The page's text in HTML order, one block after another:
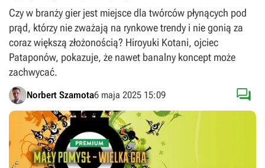
Czy w branży gier jest miejsce dla twórców płynących pod
prąd, którzy nie zważają na rynkowe trendy i nie gonią za
coraz większą złożonością? Hiroyuki Kotani, ojciec
Pataponów, pokazuje, że nawet banalny koncept może
zachwycać.
Norbert Szamota6 maja 2025 15:09 